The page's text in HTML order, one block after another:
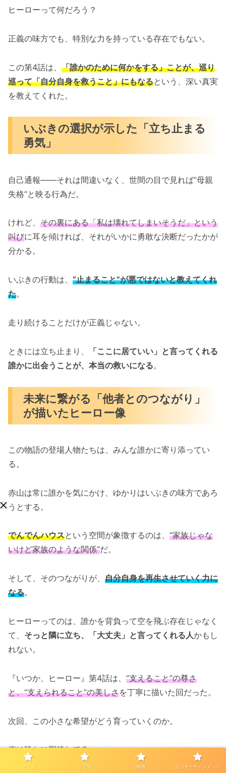
ヒーローって何だろう？
正義の味方でも、特別な力を持っている存在でもない。
この第4話は、 「誰かのために何かをする」ことが、巡り
巡って「自分自身を救うこと」にもなるという、深い真実
を教えてくれた。
いぶきの選択が示した「立ち止まる
勇気」
自己通報――それは間違いなく、世間の目で見れば“母親
失格”と映る行為だ。
けれど、 その裏にある「私は壊れてしまいそうだ」という
叫びに耳を傾ければ、それがいかに勇敢な決断だったかが
分かる。
いぶきの行動は、 “止まること”が悪ではないと教えてくれ
た。
走り続けることだけが正義じゃない。
ときには立ち止まり、
「ここに居ていい」と言ってくれる
誰かに出会うことが、本当の救いになる。
未来に繋がる「他者とのつながり」
が描いたヒーロー像
この物語の登場人物たちは、みんな誰かに寄り添ってい
る。
赤山は常に誰かを気にかけ、ゆかりはいぶきの味方であろ
うとする。
でんでんハウスという空間が象徴するのは、 “家族じゃな
いけど家族のような関係”だ。
そして、そのつながりが、 自分自身を再生させていく力に
なる。
ヒーローってのは、誰かを背負って空を飛ぶ存在じゃなく
て、 そっと隣に立ち、「大丈夫」と言ってくれる人かもし
れない。
『いつか、ヒーロー』第4話は、 “支えること”の尊さ
と、“支えられること”の美しさを丁寧に描いた回だった。
次回、この小さな希望がどう育っていくのか。
俺は静かに期待してる。
アニメ ドラマ 映画 エンターテインメント